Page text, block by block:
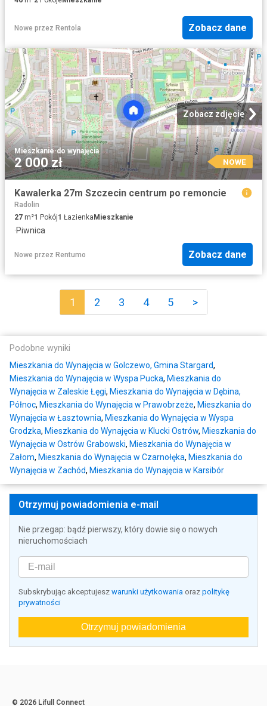
Nowe przez Rentola Zobacz dane
Zobacz zdjęcie
Mieszkanie·do wynajęcia
2 000 zł NOWE
Kawalerka 27m Szczecin centrum po remoncie
Radolin
27 m²1 Pokój1 ŁazienkaMieszkanie
·Piwnica
Nowe przez Rentumo Zobacz dane
1 2 3 4 5 >
Podobne wyniki
Mieszkania do Wynajęcia w Golczewo, Gmina Stargard,
Mieszkania do Wynajęcia w Wyspa Pucka, Mieszkania do
Wynajęcia w Zaleskie Łęgi, Mieszkania do Wynajęcia w Dębina,
Północ, Mieszkania do Wynajęcia w Prawobrzeże, Mieszkania do
Wynajęcia w Łasztownia, Mieszkania do Wynajęcia w Wyspa
Grodzka, Mieszkania do Wynajęcia w Klucki Ostrów, Mieszkania do
Wynajęcia w Ostrów Grabowski, Mieszkania do Wynajęcia w
Załom, Mieszkania do Wynajęcia w Czarnołęka, Mieszkania do
Wynajęcia w Zachód, Mieszkania do Wynajęcia w Karsibór
Otrzymuj powiadomienia e-mail
Nie przegap: bądź pierwszy, który dowie się o nowych
nieruchomościach
Subskrybując akceptujesz warunki użytkowania oraz politykę
prywatności
Otrzymuj powiadomienia
© 2026 Lifull Connect